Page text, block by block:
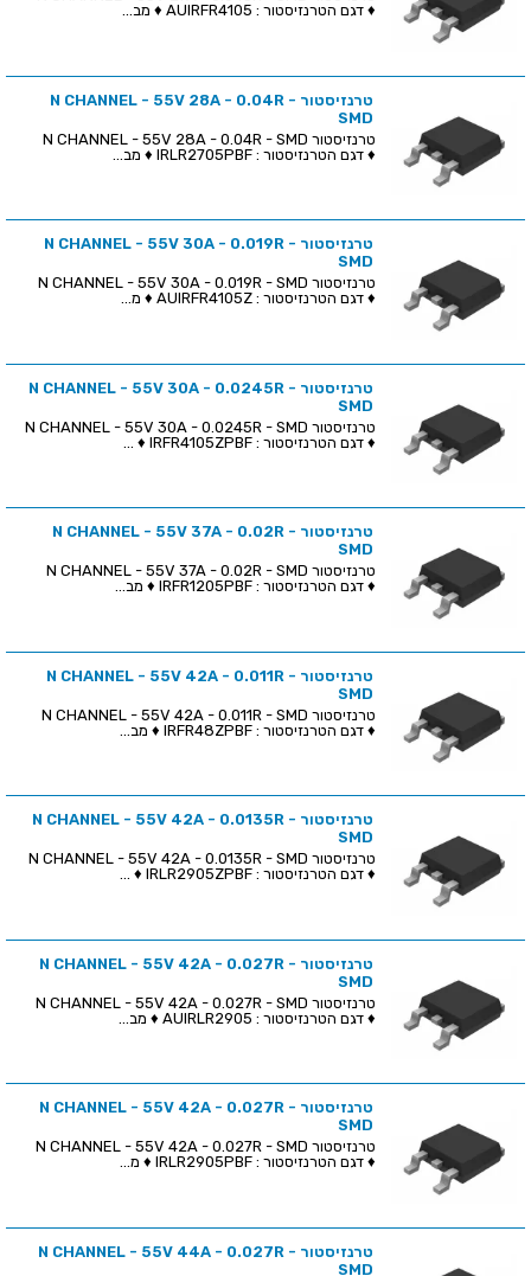
♦ דגם הטרנזיסטור : AUIRFR4105 ♦ מב...
טרנזיסטור N CHANNEL - 55V 28A - 0.04R -
SMD
♦ דגם הטרנזיסטור : IRLR2705PBF ♦ מב...
טרנזיסטור N CHANNEL - 55V 30A - 0.019R -
SMD
♦ דגם הטרנזיסטור : AUIRFR4105Z ♦ מ...
טרנזיסטור N CHANNEL - 55V 30A - 0.0245R -
SMD
♦ דגם הטרנזיסטור : IRFR4105ZPBF ♦ ...
טרנזיסטור N CHANNEL - 55V 37A - 0.02R -
SMD
♦ דגם הטרנזיסטור : IRFR1205PBF ♦ מב...
טרנזיסטור N CHANNEL - 55V 42A - 0.011R -
SMD
♦ דגם הטרנזיסטור : IRFR48ZPBF ♦ מב...
טרנזיסטור N CHANNEL - 55V 42A - 0.0135R -
SMD
♦ דגם הטרנזיסטור : IRLR2905ZPBF ♦ ...
טרנזיסטור N CHANNEL - 55V 42A - 0.027R -
SMD
♦ דגם הטרנזיסטור : AUIRLR2905 ♦ מב...
טרנזיסטור N CHANNEL - 55V 42A - 0.027R -
SMD
♦ דגם הטרנזיסטור : IRLR2905PBF ♦ מ...
טרנזיסטור N CHANNEL - 55V 44A - 0.027R -
SMD